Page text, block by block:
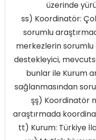
üzerinde
ss) Koordinatör:
sorumlu
merkezlerin sorumlu
destekleyici,
bunlar ile Kurum
sağlanmasından
şş) Koordinatör
araştırmada
tt) Kurum: Türkiye